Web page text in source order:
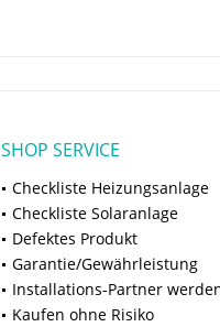
SHOP SERVICE
Checkliste Heizungsanlage
Checkliste Solaranlage
Defektes Produkt
Garantie/Gewährleistung
Installations-Partner
Kaufen ohne Risiko